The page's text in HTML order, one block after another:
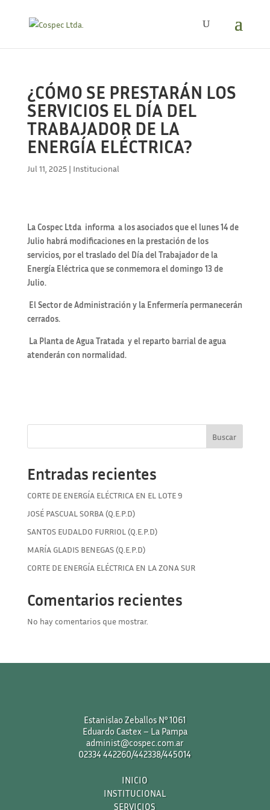
¿CÓMO SE PRESTARÁN LOS
SERVICIOS EL DÍA DEL
TRABAJADOR DE LA
ENERGÍA ELÉCTRICA?
Jul 11, 2025| Institucional
La Cospec Ltda informa a los asociados que el lunes 14 de
Julio habrá modificaciones en la prestación de los
servicios, por el traslado del Día del Trabajador de la
Energía Eléctrica que se conmemora el domingo 13 de
Julio.
El Sector de Administración y la Enfermería permanecerán
cerrados.
La Planta de Agua Tratada y el reparto barrial de agua
atenderán con normalidad.
Buscar
Entradas recientes
CORTE DE ENERGÍA ELÉCTRICA EN EL LOTE 9
JOSÉ PASCUAL SORBA (Q.E.P.D)
SANTOS EUDALDO FURRIOL (Q.E.P.D)
MARÍA GLADIS BENEGAS (Q.E.P.D)
CORTE DE ENERGÍA ELÉCTRICA EN LA ZONA SUR
Comentarios recientes
No hay comentarios que mostrar.
Estanislao Zeballos N° 1061
Eduardo Castex – La Pampa
administ@cospec.com.ar
02334 442260/442338/445014
INICIO
INSTITUCIONAL
SERVICIOS